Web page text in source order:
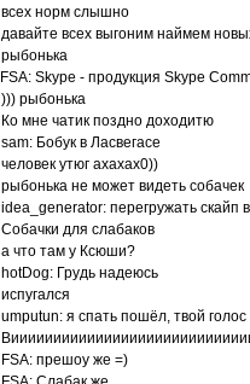
всех норм слышно
давайте всех выгоним наймем
рыбонька
FSA: Skype - продукция Skype
))) рыбонька
Ко мне чатик поздно доходитю
sam: Бобук в Ласвегасе
человек утюг ахахах0))
рыбонька не может видеть собачек
idea_generator: перегружать скайп
Собачки для слабаков
а что там у Ксюши?
hotDog: Грудь надеюсь
испугался
umputun: я спать пошёл, твой
FSA: прешоу же =)